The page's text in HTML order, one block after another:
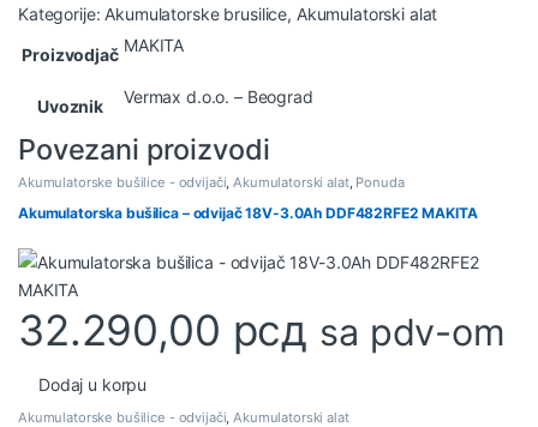
Kategorije: Akumulatorske brusilice, Akumulatorski alat
Proizvodjač MAKITA
Uvoznik Vermax d.o.o. – Beograd
Povezani proizvodi
Akumulatorske bušilice - odvijači,Akumulatorski alat, Ponuda
Akumulatorska bušilica – odvijač 18V-3.0Ah DDF482RFE2 MAKITA
32.290,00 рсд sa pdv-om
Dodaj u korpu
Akumulatorske bušilice - odvijači Akumulatorski alat